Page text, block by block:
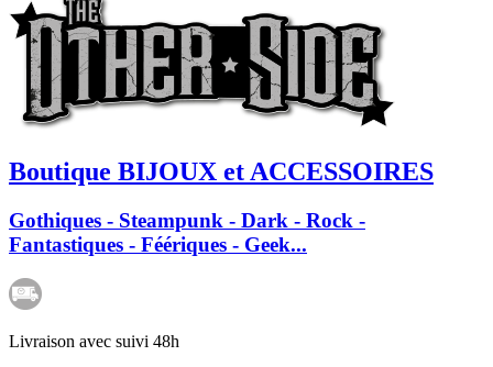
Boutique BIJOUX et ACCESSOIRES
Gothiques - Steampunk - Dark - Rock -
Fantastiques - Féériques - Geek...
Livraison avec suivi 48h